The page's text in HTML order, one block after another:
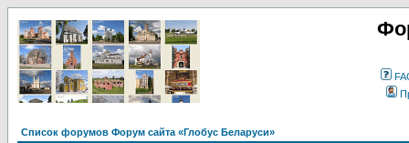
Список форумов Форум сайта «Глобус Беларуси»